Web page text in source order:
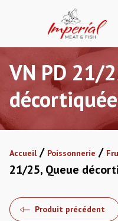
VN PD 21/
Accueil/ Poissonnerie /
21/25, Queue
Produit précédent